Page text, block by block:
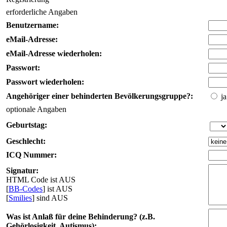
erforderliche Angaben
Benutzername:
eMail-Adresse:
eMail-Adresse wiederholen:
Passwort:
Passwort wiederholen:
Angehöriger einer behinderten Bevölkerungsgruppe?:
ja
optionale Angaben
Geburtstag:
Geschlecht:
ICQ Nummer:
Signatur:
HTML Code ist AUS
[BB-Codes] ist AUS
[Smilies] sind AUS
Was ist Anlaß für deine Behinderung? (z.B.